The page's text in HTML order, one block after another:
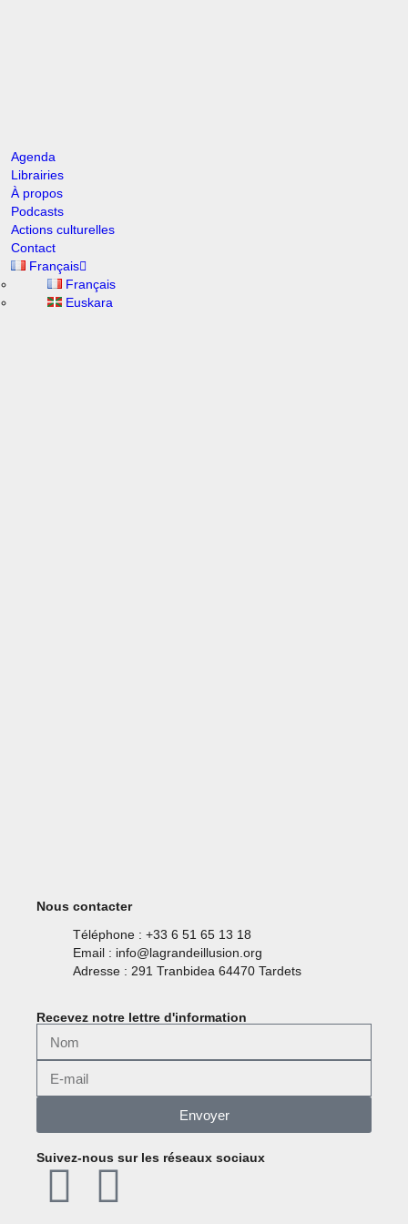
Agenda
Librairies
À propos
Podcasts
Actions culturelles
Contact
Français
Français
Euskara
00:00
Nous contacter
Téléphone : +33 6 51 65 13 18
Email : info@lagrandeillusion.org
Adresse : 291 Tranbidea 64470 Tardets
Recevez notre lettre d'information
Envoyer
Suivez-nous sur les réseaux sociaux